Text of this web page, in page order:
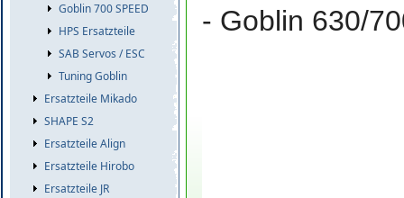
Goblin 700 SPEED
HPS Ersatzteile
SAB Servos / ESC
Tuning Goblin
Ersatzteile Mikado
SHAPE S2
Ersatzteile Align
Ersatzteile Hirobo
Ersatzteile JR
- Goblin 630/